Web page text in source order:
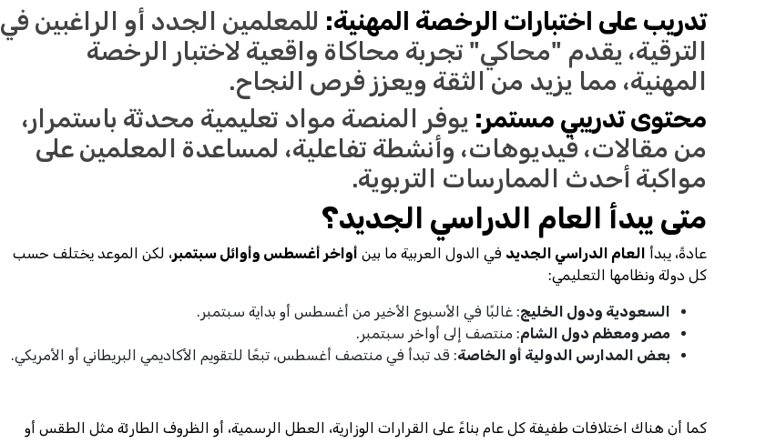
تدريب على اختبارات الرخصة المهنية: للمعلمين الجدد أو الراغبين في
الترقية، يقدم "محاكي" تجربة محاكاة واقعية لاختبار الرخصة
المهنية، مما يزيد من الثقة ويعزز فرص النجاح.
محتوى تدريبي مستمر: يوفر المنصة مواد تعليمية محدثة باستمرار،
من مقالات، فيديوهات، وأنشطة تفاعلية، لمساعدة المعلمين على
مواكبة أحدث الممارسات التربوية.
متى يبدأ العام الدراسي الجديد؟
عادةً، يبدأ العام الدراسي الجديد في الدول العربية ما بين أواخر أغسطس وأوائل سبتمبر، لكن الموعد يختلف حسب
كل دولة ونظامها التعليمي:
السعودية ودول الخليج: غالبًا في الأسبوع الأخير من أغسطس أو بداية سبتمبر.
مصر ومعظم دول الشام: منتصف إلى أواخر سبتمبر.
بعض المدارس الدولية أو الخاصة: قد تبدأ في منتصف أغسطس، تبعًا للتقويم الأكاديمي البريطاني أو الأمريكي.
كما أن هناك اختلافات طفيفة كل عام بناءً على القرارات الوزارية، العطل الرسمية، أو الظروف الطارئة مثل الطقس أو